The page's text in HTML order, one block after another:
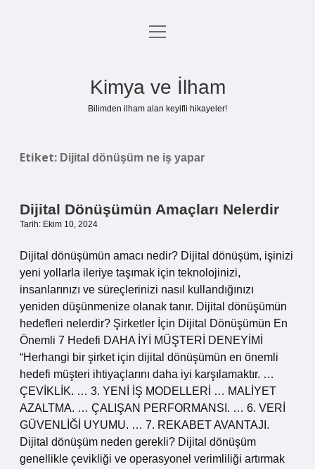
Anasayfa
menüyü
Kimya ve İlham
Bilimden ilham alan keyifli hikayeler!
Etiket: Dijital dönüşüm ne iş yapar
Dijital Dönüşümün Amaçları Nelerdir
Tarih: Ekim 10, 2024
Dijital dönüşümün amacı nedir? Dijital dönüşüm, işinizi
yeni yollarla ileriye taşımak için teknolojinizi,
insanlarınızı ve süreçlerinizi nasıl kullandığınızı
yeniden düşünmenize olanak tanır. Dijital dönüşümün
hedefleri nelerdir? Şirketler İçin Dijital Dönüşümün En
Önemli 7 Hedefi DAHA İYİ MÜŞTERİ DENEYİMİ
“Herhangi bir şirket için dijital dönüşümün en önemli
hedefi müşteri ihtiyaçlarını daha iyi karşılamaktır. …
ÇEVİKLİK. … 3. YENİ İŞ MODELLERİ … MALİYET
AZALTMA. … ÇALIŞAN PERFORMANSI. … 6. VERİ
GÜVENLİĞİ UYUMU. … 7. REKABET AVANTAJI.
Dijital dönüşüm neden gerekli? Dijital dönüşüm
genellikle çevikliği ve operasyonel verimliliği artırmak